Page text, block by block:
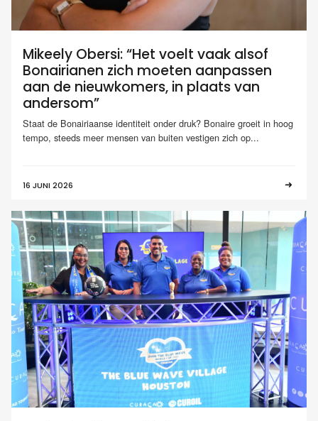
Mikeely Obersi: “Het voelt vaak alsof
Bonairianen zich moeten aanpassen
aan de nieuwkomers, in plaats van
andersom”
Staat de Bonairiaanse identiteit onder druk? Bonaire groeit in hoog
tempo, steeds meer mensen van buiten vestigen zich op...
16 JUNI 2026